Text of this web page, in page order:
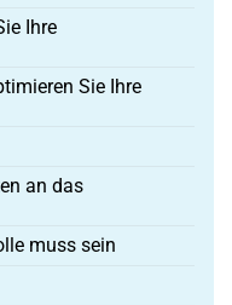
Ihre
Sie Ihre
an das
muss sein